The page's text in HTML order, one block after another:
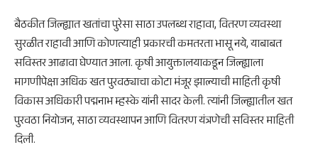
बैठकीत जिल्ह्यात खतांचा पुरेसा साठा उपलब्ध राहावा, वितरण व्यवस्था
सुरळीत राहावी आणि कोणत्याही प्रकारची कमतरता भासू नये, याबाबत
सविस्तर आढावा घेण्यात आला. कृषी आयुक्तालयाकडून जिल्ह्याला
मागणीपेक्षा अधिक खत पुरवठ्याचा कोटा मंजूर झाल्याची माहिती कृषी
विकास अधिकारीपद्मनाभ म्हस्केयांनी सादर केली. त्यांनी जिल्ह्यातील खत
पुरवठा नियोजन, साठा व्यवस्थापन आणि वितरण यंत्रणेची सविस्तर माहिती
दिली.